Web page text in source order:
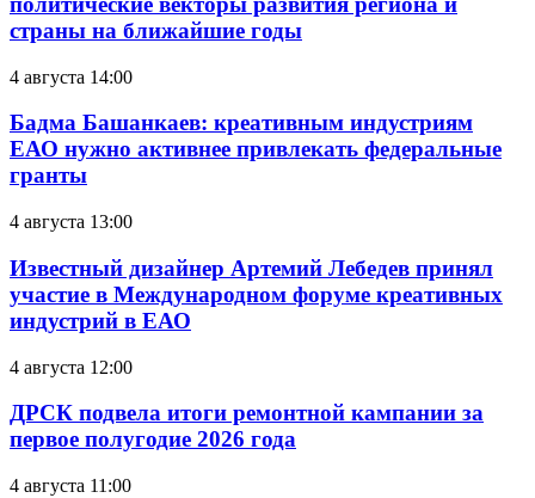
страны на ближайшие годы
4 августа 14:00
Бадма Башанкаев: креативным индустриям
ЕАО нужно активнее привлекать федеральные
гранты
4 августа 13:00
Известный дизайнер Артемий Лебедев принял
участие в Международном форуме креативных
индустрий в ЕАО
4 августа 12:00
ДРСК подвела итоги ремонтной кампании за
первое полугодие 2026 года
4 августа 11:00